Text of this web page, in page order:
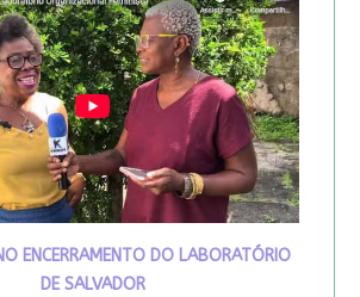
ENCERRAMENTO DO LABORATÓRIO
DE SALVADOR